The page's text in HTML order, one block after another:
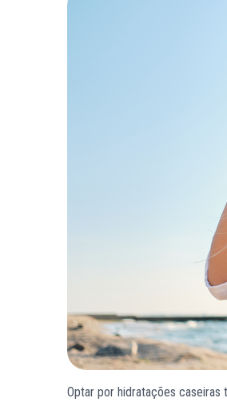
Optar por hidratações